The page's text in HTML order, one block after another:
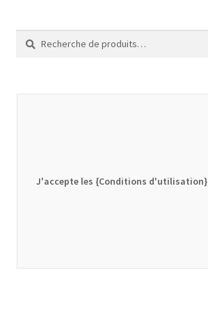
Recherche
pour :
Recherche
J'accepte les {Conditions d'utilisation}